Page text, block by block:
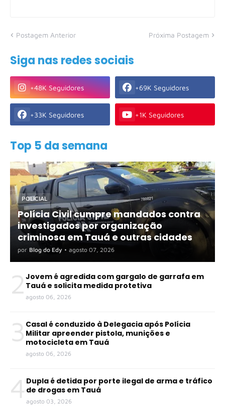
Postagem Anterior Próxima Postagem
Siga nas redes sociais
+48K Seguidores +69K Seguidores
+33K Seguidores +1K Seguidores
Top 5 da semana
POLICIAL
Polícia Civil cumpre mandados contra
investigados por organização
criminosa em Tauá e outras cidades
por Blog do Edy • agosto 07, 2026
2 Jovem é agredida com gargalo de garrafa em
Tauá e solicita medida protetiva
agosto 06, 2026
3 Casal é conduzido à Delegacia após Polícia
Militar apreender pistola, munições e
motocicleta em Tauá
agosto 06, 2026
4 Dupla é detida por porte ilegal de arma e tráfico
de drogas em Tauá
agosto 03, 2026